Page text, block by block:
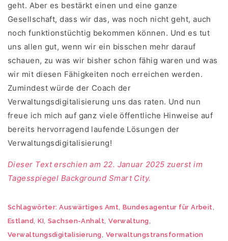
geht. Aber es bestärkt einen und eine ganze
Gesellschaft, dass wir das, was noch nicht geht, auch
noch funktionstüchtig bekommen können. Und es tut
uns allen gut, wenn wir ein bisschen mehr darauf
schauen, zu was wir bisher schon fähig waren und was
wir mit diesen Fähigkeiten noch erreichen werden.
Zumindest würde der Coach der
Verwaltungsdigitalisierung uns das raten. Und nun
freue ich mich auf ganz viele öffentliche Hinweise auf
bereits hervorragend laufende Lösungen der
Verwaltungsdigitalisierung!
Dieser Text erschien am 22. Januar 2025 zuerst im
Tagesspiegel Background Smart City.
Schlagwörter:Auswärtiges Amt, Bundesagentur für Arbeit,
Estland ,KI, Sachsen-Anhalt,Verwaltung,
Verwaltungsdigitalisierung, Verwaltungstransformation